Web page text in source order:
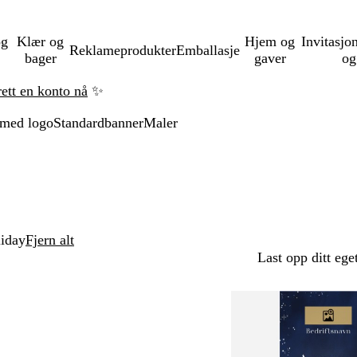
Klær og
bager
ReklameprodukterEmballasje
Hjem og
gaver
en konto nå ✨
logoStandardbannerMaler
Fjern alt
Last opp ditt